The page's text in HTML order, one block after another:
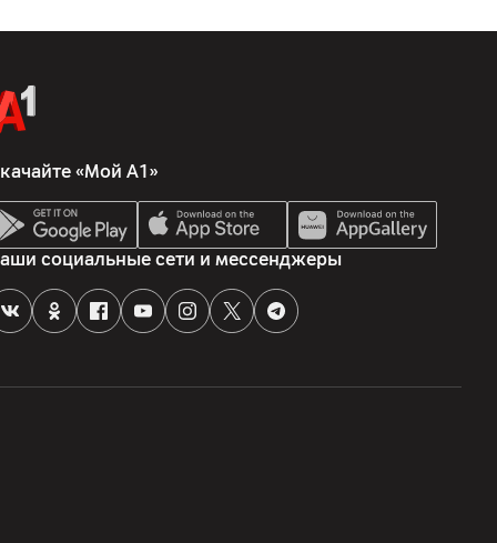
«Мой А1»
социальные сети и мессенджеры